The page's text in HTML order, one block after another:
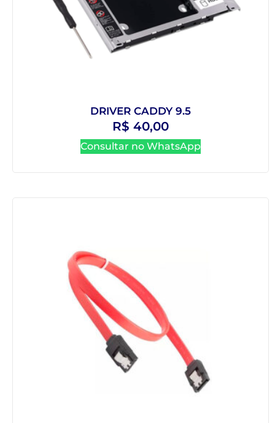
DRIVER CADDY 9.5
R$ 40,00
Consultar no WhatsApp